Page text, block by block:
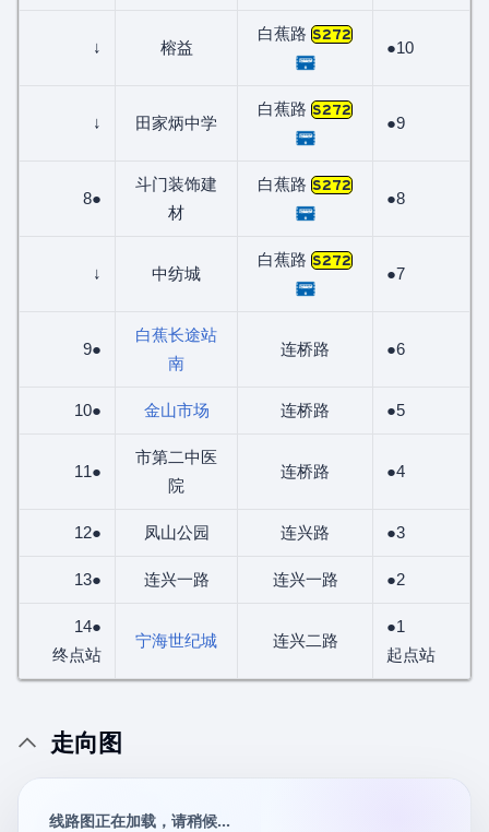
↓ 榕益
白蕉路 S272
●10
↓ 田家炳中学
白蕉路 S272
●9
8●
斗门装饰建
材
白蕉路 S272
●8
↓ 中纺城
白蕉路 S272
●7
9●
白蕉长途站
南
连桥路 ●6
10● 金山市场 连桥路 ●5
11●
市第二中医
院
连桥路 ●4
12● 凤山公园 连兴路 ●3
13● 连兴一路 连兴一路 ●2
14●
终点站
宁海世纪城 连兴二路
●1
起点站
走向图
线路图正在加载，请稍候...